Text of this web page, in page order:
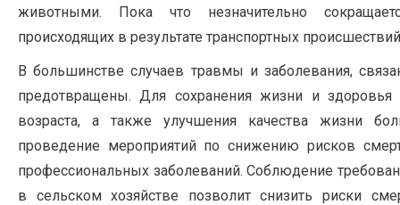
животными. Пока что незначительно
происходящих в результате транспортных
В большинстве случаев травмы и заболевания,
предотвращены. Для сохранения жизни и здоровья
возраста, а также улучшения качества жизни
проведение мероприятий по снижению рисков
профессиональных заболеваний. Соблюдение
в сельском хозяйстве позволит снизить риски